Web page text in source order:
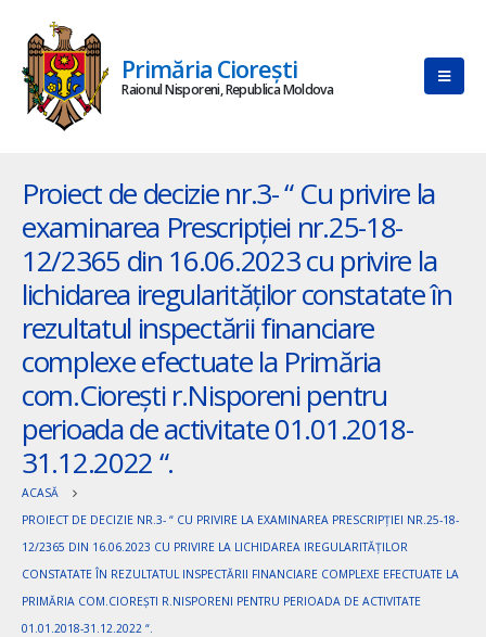
Primăria Ciorești
Raionul Nisporeni, Republica Moldova
Proiect de decizie nr.3- “ Cu privire la
examinarea Prescripției nr.25-18-
12/2365 din 16.06.2023 cu privire la
lichidarea iregularităților constatate în
rezultatul inspectării financiare
complexe efectuate la Primăria
com.Ciorești r.Nisporeni pentru
perioada de activitate 01.01.2018-
31.12.2022 “.
ACASĂ
PROIECT DE DECIZIE NR.3- “ CU PRIVIRE LA EXAMINAREA PRESCRIPȚIEI NR.25-18-
12/2365 DIN 16.06.2023 CU PRIVIRE LA LICHIDAREA IREGULARITĂȚILOR
CONSTATATE ÎN REZULTATUL INSPECTĂRII FINANCIARE COMPLEXE EFECTUATE LA
PRIMĂRIA COM.CIOREȘTI R.NISPORENI PENTRU PERIOADA DE ACTIVITATE
01.01.2018-31.12.2022 “.